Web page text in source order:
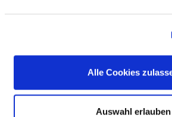
Alle Cookies
Auswahl erlauben